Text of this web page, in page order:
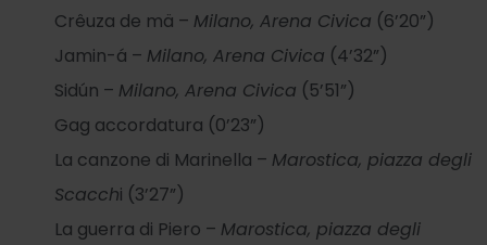
Crêuza de mä – Milano, Arena Civica (6’20”)
Jamin-á – Milano, Arena Civica (4’32”)
Sidún – Milano, Arena Civica (5’51”)
Gag accordatura (0’23”)
La canzone di Marinella – Marostica, piazza degli
Scacchi (3’27”)
La guerra di Piero – Marostica, piazza degli